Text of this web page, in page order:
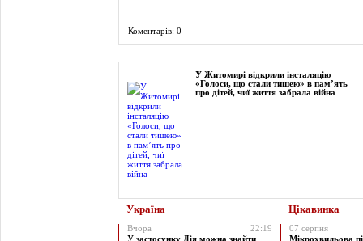
Коментарів: 0
У Житомирі відкрили інсталяцію
«Голоси, що стали тишею» в пам’ять
про дітей, чиї життя забрала війна
Україна Цікавинка
Вчора
22:19
У застосунку Дія можна знайти
07 серпня
Мікрохвильова